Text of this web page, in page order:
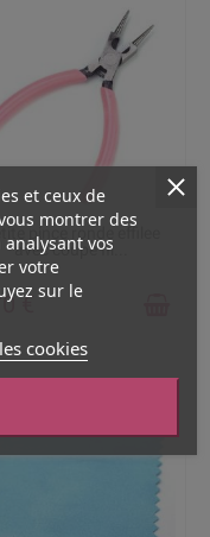
RUPTURE DE STOCK
pince ronde effilee
avec coupe fil...
€
et ceux de
montrer des
vos
votre
sur le
cookies